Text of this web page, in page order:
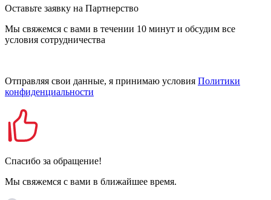
Оставьте заявку на Партнерство
Мы свяжемся с вами в течении 10 минут и обсудим все
условия сотрудничества
Отправляя свои данные, я принимаю условия Политики
конфиденциальности
Спасибо за обращение!
Мы свяжемся с вами в ближайшее время.